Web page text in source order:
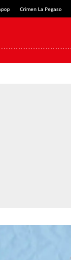
Crimen La Pegaso